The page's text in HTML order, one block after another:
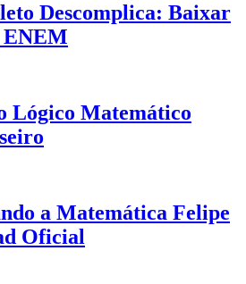
Descomplica: Baixar
ENEM
Lógico Matemático
a Matemática Felipe
Oficial